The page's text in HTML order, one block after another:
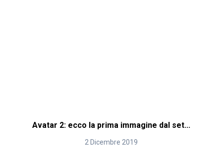
Avatar 2: ecco la prima immagine dal set...
2 Dicembre 2019